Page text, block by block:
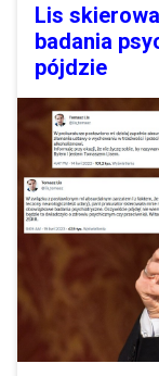
Lis
badania
pójdzie